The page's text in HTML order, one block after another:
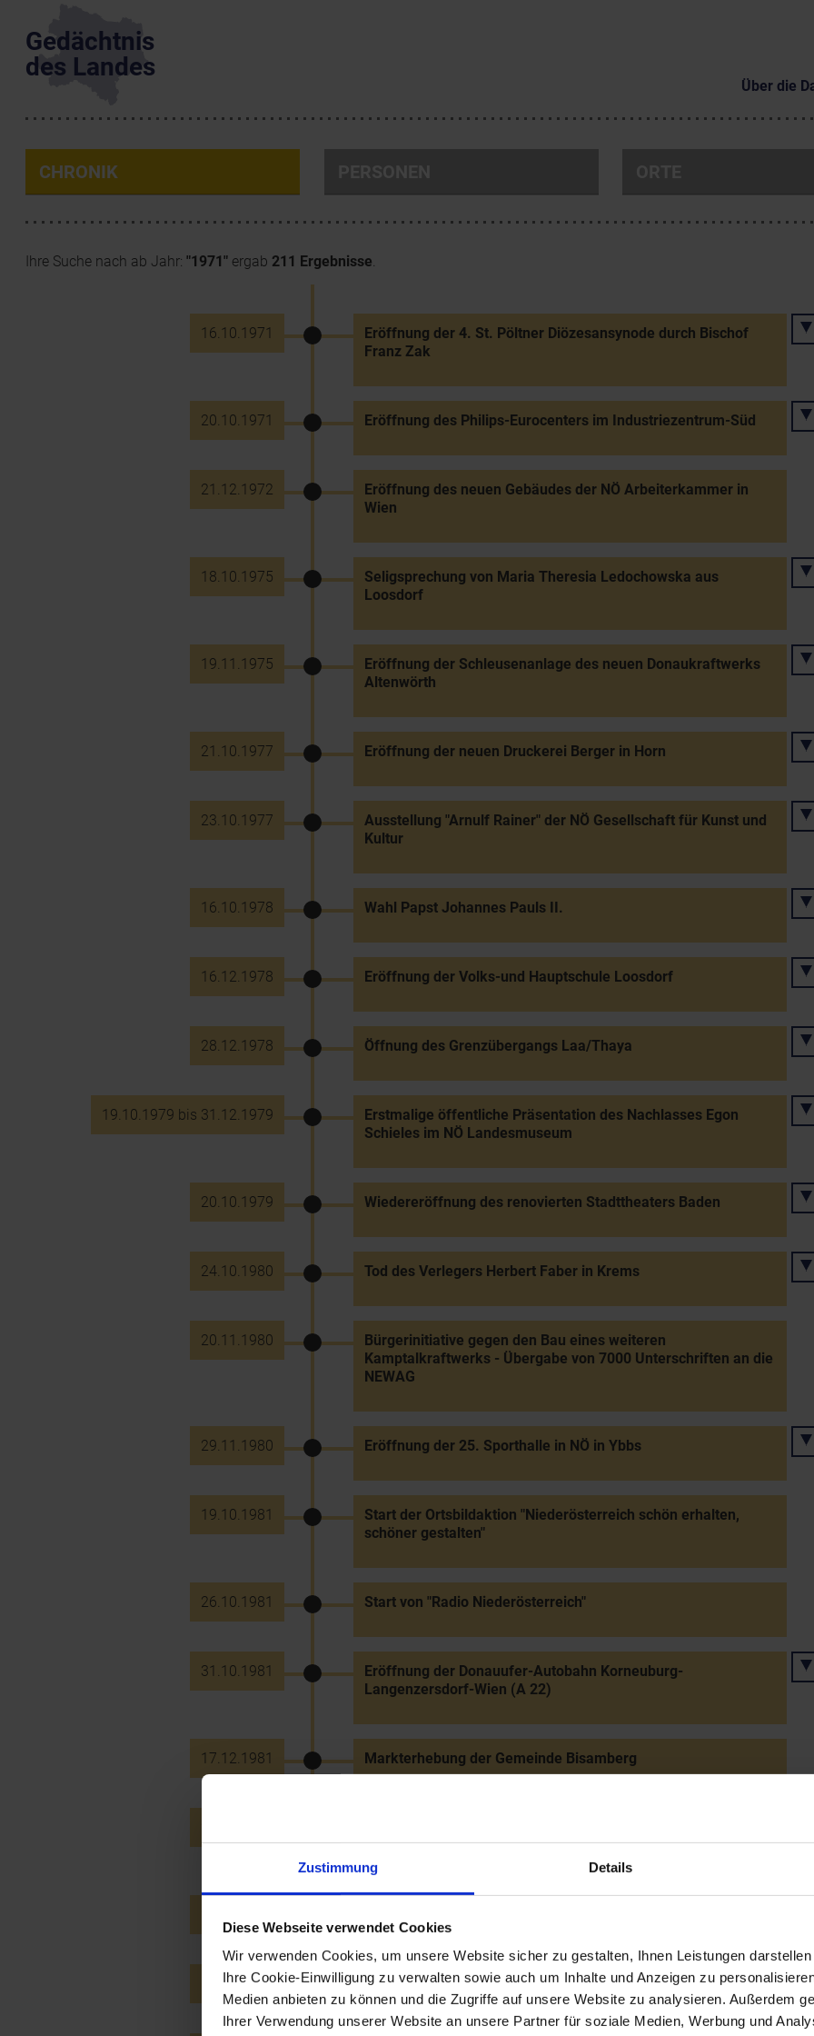
Zustimmung Details
Diese Webseite verwendet Cookies
Wir verwenden Cookies, um unsere Website sicher zu gestalten, Ihnen Leistungen
Ihre Cookie-Einwilligung zu verwalten sowie auch um Inhalte und Anzeigen zu
Medien anbieten zu können und die Zugriffe auf unsere Website zu analysieren. Außerdem
Ihrer Verwendung unserer Website an unsere Partner für soziale Medien, Werbung und
Gedächtnis
des Landes
Über die
CHRONIK
Ihre Suche nach ab Jahr: "1971" ergab 211 Ergebnisse.
16.10.1971
Eröffnung der 4. St. Pöltner Diözesansynode durch Bischof
Franz Zak
20.10.1971 Eröffnung des Philips-Eurocenters im Industriezentrum-Süd
21.12.1972
Eröffnung des neuen Gebäudes der NÖ Arbeiterkammer in
Wien
18.10.1975
Seligsprechung von Maria Theresia Ledochowska aus
Loosdorf
19.11.1975
Eröffnung der Schleusenanlage des neuen Donaukraftwerks
Altenwörth
21.10.1977 Eröffnung der neuen Druckerei Berger in Horn
23.10.1977
Ausstellung "Arnulf Rainer" der NÖ Gesellschaft für Kunst und
Kultur
16.10.1978 Wahl Papst Johannes Pauls II.
16.12.1978 Eröffnung der Volks-und Hauptschule Loosdorf
28.12.1978 Öffnung des Grenzübergangs Laa/Thaya
19.10.1979 bis 31.12.1979
Erstmalige öffentliche Präsentation des Nachlasses Egon
Schieles im NÖ Landesmuseum
20.10.1979 Wiedereröffnung des renovierten Stadttheaters Baden
24.10.1980 Tod des Verlegers Herbert Faber in Krems
20.11.1980
Bürgerinitiative gegen den Bau eines weiteren
Kamptalkraftwerks - Übergabe von 7000 Unterschriften an die
NEWAG
29.11.1980 Eröffnung der 25. Sporthalle in NÖ in Ybbs
19.10.1981
Start der Ortsbildaktion "Niederösterreich schön erhalten,
schöner gestalten"
26.10.1981 Start von "Radio Niederösterreich"
31.10.1981
Eröffnung der Donauufer-Autobahn Korneuburg-
Langenzersdorf-Wien (A 22)
17.12.1981 Markterhebung der Gemeinde Bisamberg
Umwelt und Energie" in Laxenburg
16.10.1983 NÖ Landtagswahl: relative Mehrheit für die ÖVP